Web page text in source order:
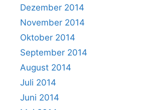
Dezember 2014
November 2014
Oktober 2014
September 2014
August 2014
Juli 2014
Juni 2014